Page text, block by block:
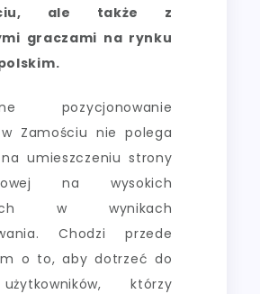
ale także z
graczami na rynku
pozycjonowanie
Zamościu nie polega
umieszczeniu strony
na wysokich
w wynikach
Chodzi przede
o to, aby dotrzeć do
którzy